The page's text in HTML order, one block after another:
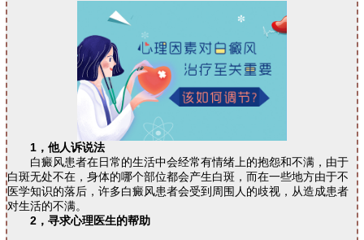
1，他人诉说法
白癜风患者在日常的生活中会经常有情绪上的抱怨和不满，由于
白斑无处不在，身体的哪个部位都会产生白斑，而在一些地方由于不
医学知识的落后，许多白癜风患者会受到周围人的歧视，从造成患者
对生活的不满。
2，寻求心理医生的帮助